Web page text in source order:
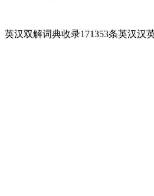
英汉双解词典收录171353条英汉汉